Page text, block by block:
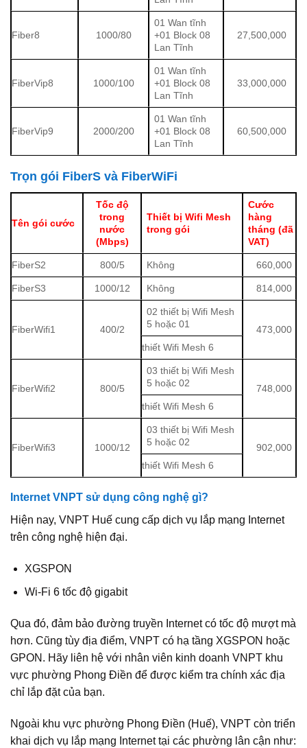
Fiber8 1000/80
01 Wan tĩnh
+01 Block 08
Lan Tĩnh
27,500,000
FiberVip8 1000/100
01 Wan tĩnh
+01 Block 08
Lan Tĩnh
33,000,000
FiberVip9 2000/200
01 Wan tĩnh
+01 Block 08
Lan Tĩnh
60,500,000
Trọn gói FiberS và FiberWiFi
Tên gói cước
Tốc độ
trong
nước
(Mbps)
Thiết bị Wifi Mesh
trong gói
Cước
hàng
tháng (đã
VAT)
FiberS2 800/5 Không 660,000
FiberS3 1000/12 Không 814,000
FiberWifi1 400/2
02 thiết bị Wifi Mesh
5 hoặc 01
473,000
thiết Wifi Mesh 6
FiberWifi2 800/5
03 thiết bị Wifi Mesh
5 hoặc 02
748,000
thiết Wifi Mesh 6
FiberWifi3 1000/12
03 thiết bị Wifi Mesh
5 hoặc 02
902,000
thiết Wifi Mesh 6
Internet VNPT sử dụng công nghệ gì?
Hiện nay, VNPT Huế cung cấp dịch vụ lắp mạng Internet
trên công nghệ hiện đại.
XGSPON
Wi-Fi 6 tốc độ gigabit
Qua đó, đảm bảo đường truyền Internet có tốc độ mượt mà
hơn. Cũng tùy địa điểm, VNPT có hạ tầng XGSPON hoặc
GPON. Hãy liên hệ với nhân viên kinh doanh VNPT khu
vực phường Phong Điền để được kiểm tra chính xác địa
chỉ lắp đặt của bạn.
Ngoài khu vực phường Phong Điền (Huế), VNPT còn triển
khai dịch vụ lắp mạng Internet tại các phường lân cận như: